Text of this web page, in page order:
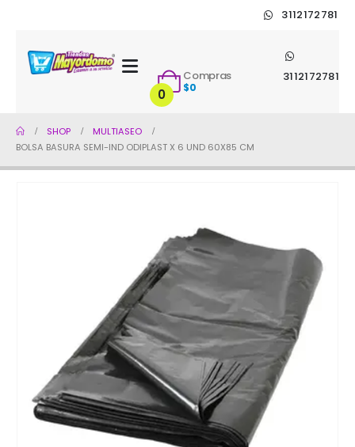
3112172781
3112172781
0
Compras
$0
SHOP
MULTIASEO
BOLSA BASURA SEMI-IND ODIPLAST X 6 UND 60X85 CM